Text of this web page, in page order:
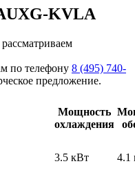
KVLA
по телефону 8 (495) 740-
предложение.
Мощность
охлаждения
3.5 кВт 4.1